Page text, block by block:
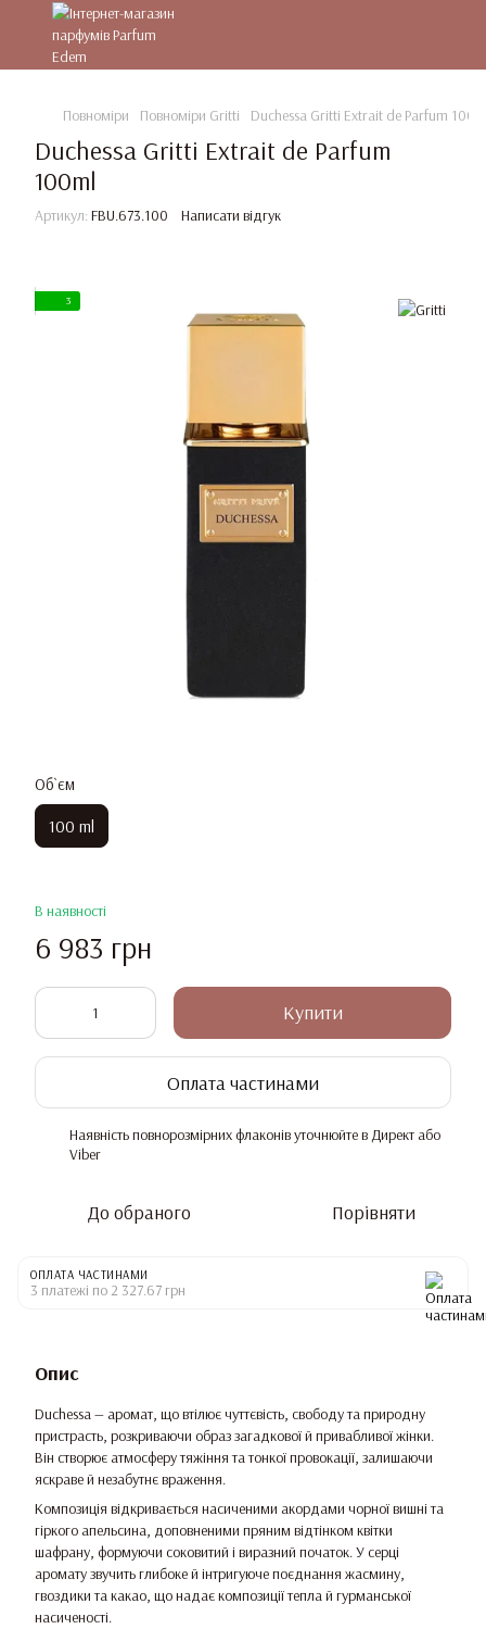
Повноміри Повноміри Gritti Duchessa Gritti Extrait de Parfum
Duchessa Gritti Extrait de Parfum
100ml
Артикул: FBU.673.100 Написати відгук
3
Об`єм
100 ml
В наявності
6 983 грн
Купити
Оплата частинами
Наявність повнорозмірних флаконів уточнюйте в Директ або
Viber
До обраного Порівняти
ОПЛАТА ЧАСТИНАМИ
3 платежі по 2 327.67 грн
Опис
Duchessa — аромат, що втілює чуттєвість, свободу та природну
пристрасть, розкриваючи образ загадкової й привабливої жінки.
Він створює атмосферу тяжіння та тонкої провокації, залишаючи
яскраве й незабутнє враження.
Композиція відкривається насиченими акордами чорної вишні та
гіркого апельсина, доповненими пряним відтінком квітки
шафрану, формуючи соковитий і виразний початок. У серці
аромату звучить глибоке й інтригуюче поєднання жасмину,
гвоздики та какао, що надає композиції тепла й гурманської
насиченості.